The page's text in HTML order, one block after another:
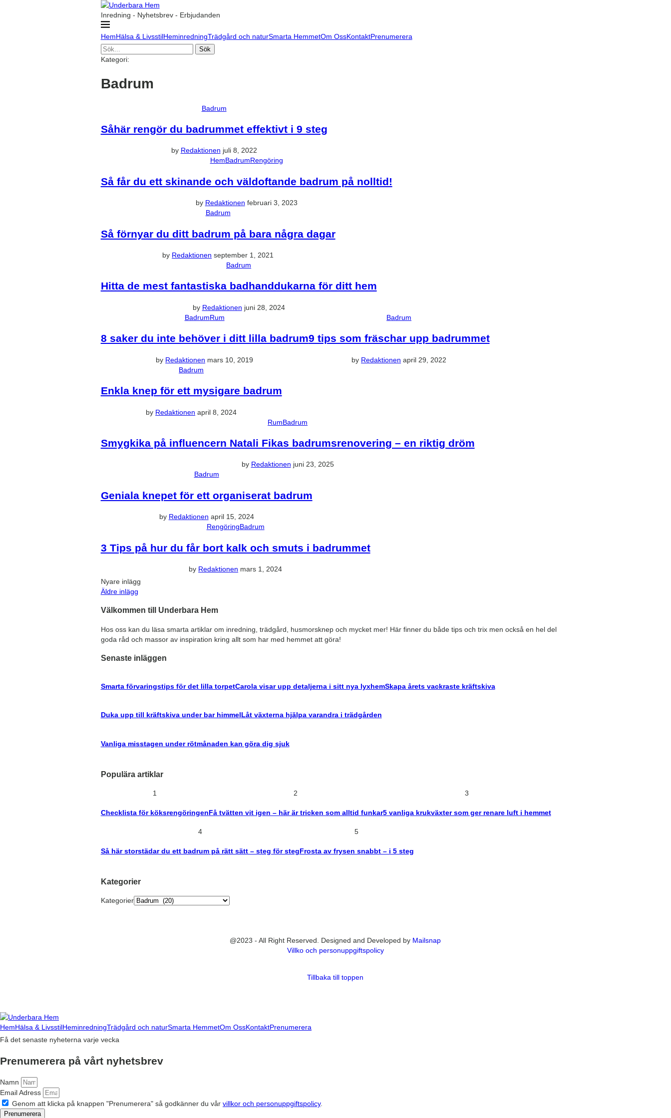
Inredning - Nyhetsbrev - Erbjudanden
HemHälsa & LivsstilHeminredningTrädgård och naturSmarta HemmetOm OssKontaktPrenumerera
Sök
Kategori:
Badrum
Badrum
Såhär rengör du badrummet effektivt i 9 steg
by Redaktionen juli 8, 2022
HemBadrumRengöring
Så får du ett skinande och väldoftande badrum på nolltid!
by Redaktionen februari 3, 2023
Badrum
Så förnyar du ditt badrum på bara några dagar
by Redaktionen september 1, 2021
Badrum
Hitta de mest fantastiska badhanddukarna för ditt hem
by Redaktionen juni 28, 2024
BadrumRum
8 saker du inte behöver i ditt lilla badrum
by Redaktionen mars 10, 2019
Badrum
9 tips som fräschar upp badrummet
by Redaktionen april 29, 2022
Badrum
Enkla knep för ett mysigare badrum
by Redaktionen april 8, 2024
RumBadrum
Smygkika på influencern Natali Fikas badrumsrenovering – en riktig dröm
by Redaktionen juni 23, 2025
Badrum
Geniala knepet för ett organiserat badrum
by Redaktionen april 15, 2024
RengöringBadrum
3 Tips på hur du får bort kalk och smuts i badrummet
by Redaktionen mars 1, 2024
Nyare inlägg
Äldre inlägg
Välkommen till Underbara Hem
Hos oss kan du läsa smarta artiklar om inredning, trädgård, husmorsknep och mycket mer! Här finner du både tips och trix men också en hel del
goda råd och massor av inspiration kring allt som har med hemmet att göra!
Senaste inläggen
Smarta förvaringstips för det lilla torpetCarola visar upp detaljerna i sitt nya lyxhemSkapa årets vackraste kräftskiva
Duka upp till kräftskiva under bar himmelLåt växterna hjälpa varandra i trädgården
Vanliga misstagen under rötmånaden kan göra dig sjuk
Populära artiklar
1
Checklista för köksrengöringen
2
Få tvätten vit igen – här är tricken som alltid funkar
3
5 vanliga krukväxter som ger renare luft i hemmet
4
Så här storstädar du ett badrum på rätt sätt – steg för steg
5
Frosta av frysen snabbt – i 5 steg
Kategorier
Kategorier
@2023 - All Right Reserved. Designed and Developed by Mailsnap
Villko och personuppgiftspolicy
Tillbaka till toppen
HemHälsa & LivsstilHeminredningTrädgård och naturSmarta HemmetOm OssKontaktPrenumerera
Få det senaste nyheterna varje vecka
Prenumerera på vårt nyhetsbrev
Namn
Email Adress
Genom att klicka på knappen "Prenumerera" så godkänner du vår villkor och personuppgiftspolicy.
Prenumerera